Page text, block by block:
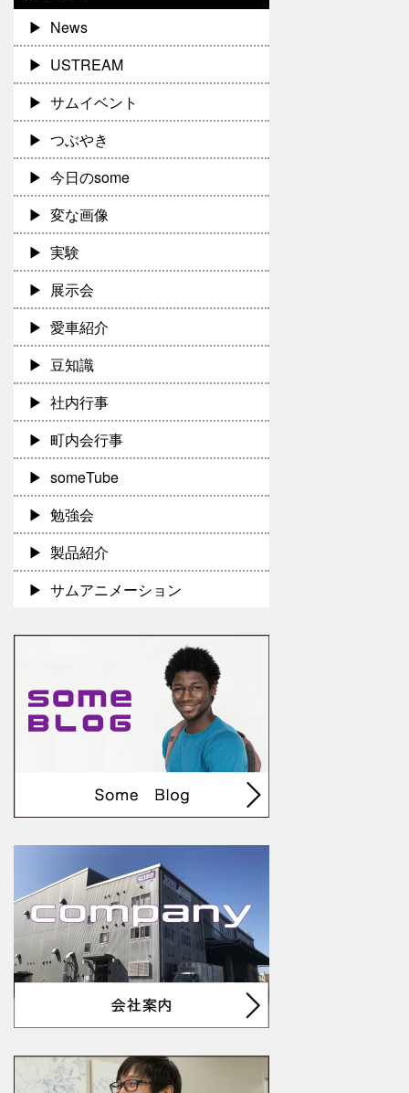
News
USTREAM
サムイベント
つぶやき
今日のsome
変な画像
実験
展示会
愛車紹介
豆知識
社内行事
町内会行事
someTube
勉強会
製品紹介
サムアニメーション